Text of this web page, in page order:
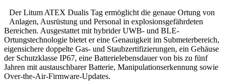
Der Litum ATEX Dualis Tag ermöglicht die genaue Ortung von
Anlagen, Ausrüstung und Personal in explosionsgefährdeten
Bereichen. Ausgestattet mit hybrider UWB- und BLE-
Ortungstechnologie bietet er eine Genauigkeit im Submeterbereich,
eigensichere doppelte Gas- und Staubzertifizierungen, ein Gehäuse
der Schutzklasse IP67, eine Batterielebensdauer von bis zu fünf
Jahren mit austauschbarer Batterie, Manipulationserkennung sowie
Over-the-Air-Firmware-Updates.